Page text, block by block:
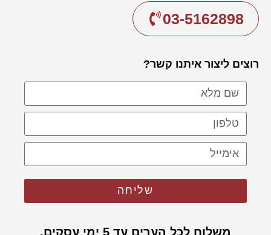
03-5162898
רוצים ליצור איתנו קשר?
שליחה
משלוח לכל הערים עד 5 ימי עסקים.